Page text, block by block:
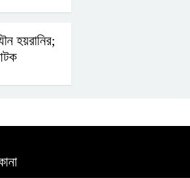
হয়রানির;